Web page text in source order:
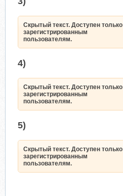
Скрытый текст. Доступен только
зарегистрированным
пользователям.
4)
Скрытый текст. Доступен только
зарегистрированным
пользователям.
5)
Скрытый текст. Доступен только
зарегистрированным
пользователям.